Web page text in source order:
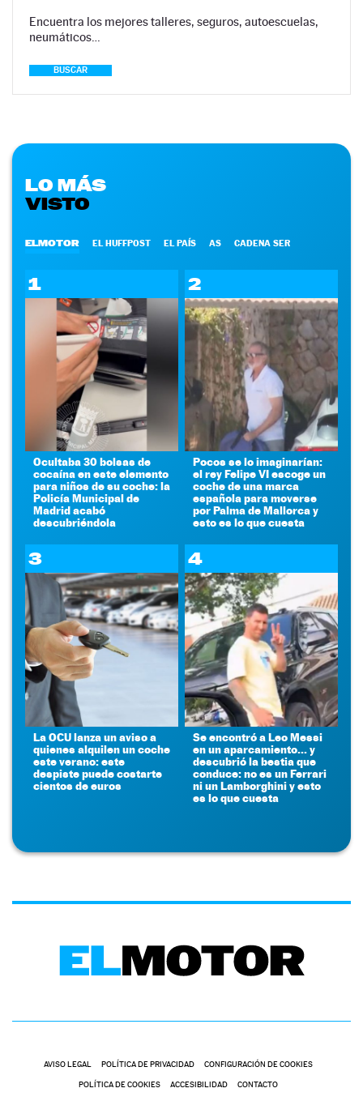
Encuentra los mejores talleres, seguros, autoescuelas,
neumáticos…
BUSCAR
LO MÁS
VISTO
ELMOTOR EL HUFFPOST EL PAÍS AS CADENA SER
1
Ocultaba 30 bolsas de
cocaína en este elemento
para niños de su coche: la
Policía Municipal de
Madrid acabó
descubriéndola
2
Pocos se lo imaginarían:
el rey Felipe VI escoge un
coche de una marca
española para moverse
por Palma de Mallorca y
esto es lo que cuesta
3
La OCU lanza un aviso a
quienes alquilen un coche
este verano: este
despiste puede costarte
cientos de euros
4
Se encontró a Leo Messi
en un aparcamiento... y
descubrió la bestia que
conduce: no es un Ferrari
ni un Lamborghini y esto
es lo que cuesta
AVISO LEGAL POLÍTICA DE PRIVACIDAD CONFIGURACIÓN DE COOKIES
POLÍTICA DE COOKIES ACCESIBILIDAD CONTACTO